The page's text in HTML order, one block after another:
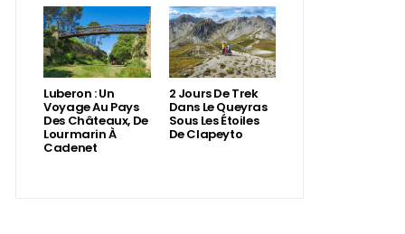
Luberon : Un
Voyage Au Pays
Des Châteaux, De
Lourmarin À
Cadenet
2 Jours De Trek
Dans Le Queyras
Sous Les Étoiles
De Clapeyto